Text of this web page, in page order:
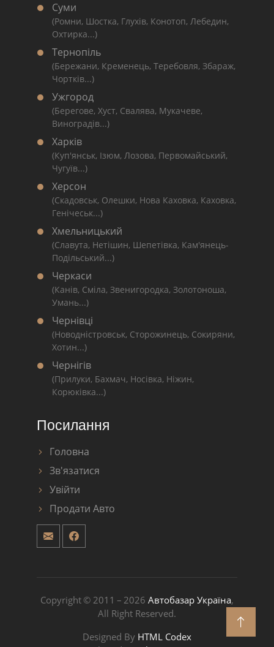
Суми
(Ромни, Шостка, Глухів, Конотоп, Лебедин,
Охтирка...)
Тернопіль
(Бережани, Кременець, Теребовля, Збараж,
Чортків...)
Ужгород
(Берегове, Хуст, Свалява, Мукачеве,
Виноградів...)
Харків
(Куп'янськ, Ізюм, Лозова, Первомайський,
Чугуїв...)
Херсон
(Скадовськ, Олешки, Нова Каховка, Каховка,
Генічеськ...)
Хмельницький
(Славута, Нетішин, Шепетівка, Кам'янець-
Подільський...)
Черкаси
(Канів, Сміла, Звенигородка, Золотоноша,
Умань...)
Чернівці
(Новодністровськ, Сторожинець, Сокиряни,
Хотин...)
Чернігів
(Прилуки, Бахмач, Носівка, Ніжин,
Корюківка...)
Посилання
Головна
Зв'язатися
Увійти
Продати Авто
Copyright © 2011 – 2026 Автобазар Україна,
All Right Reserved.
Designed By HTML Codex